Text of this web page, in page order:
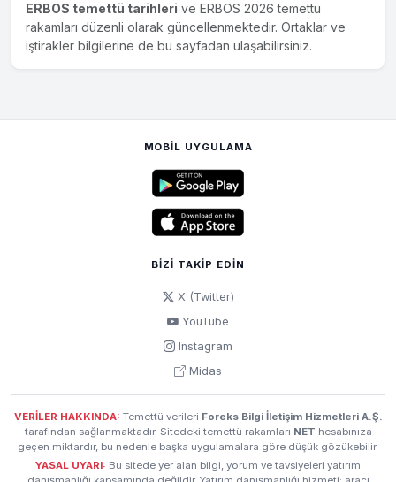
ERBOS temettü tarihleri ve ERBOS 2026 temettü
rakamları düzenli olarak güncellenmektedir. Ortaklar ve
iştirakler bilgilerine de bu sayfadan ulaşabilirsiniz.
MOBIL UYGULAMA
BIZI TAKIP EDIN
X (Twitter)
YouTube
Instagram
Midas
VERİLER HAKKINDA: Temettü verileri Foreks Bilgi İletişim Hizmetleri A.Ş.
tarafından sağlanmaktadır. Sitedeki temettü rakamları NET hesabınıza
geçen miktardır, bu nedenle başka uygulamalara göre düşük gözükebilir.
YASAL UYARI: Bu sitede yer alan bilgi, yorum ve tavsiyeleri yatırım